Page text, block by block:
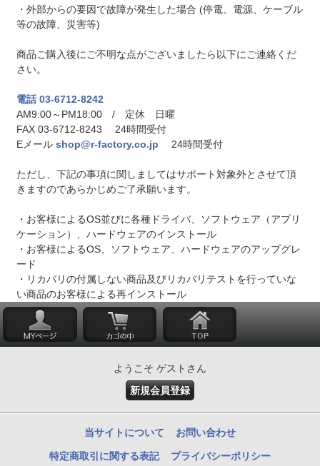
・外部からの要因で故障が発生した場合 (停電、電源、ケーブル
等の故障、災害等)
商品ご購入後にご不明な点がございましたら以下にご連絡くだ
さい。
電話 03-6712-8242
AM9:00～PM18:00 / 定休 日曜
FAX 03-6712-8243 24時間受付
Eメール shop@r-factory.co.jp 24時間受付
ただし、下記の事項に関しましてはサポート対象外とさせて頂
きますのであらかじめご了承願います。
・お客様によるOS並びに各種ドライバ、ソフトウェア（アプリ
ケーション）、ハードウェアのインストール
・お客様によるOS、ソフトウェア、ハードウェアのアップグレ
ード
・リカバリの付属しない商品及びリカバリテストを行っていな
い商品のお客様による再インストール
ようこそ ゲストさん
新規会員登録
当サイトについて お問い合わせ
特定商取引に関する表記 プライバシーポリシー